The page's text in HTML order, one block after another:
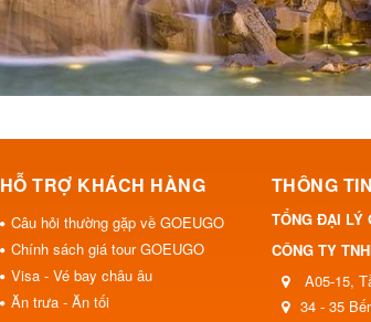
HỖ TRỢ KHÁCH HÀNG
Câu hỏi thường gặp về GOEUGO
Chính sách giá tour GOEUGO
Visa - Vé bay châu âu
Ăn trưa - Ăn tối
THÔNG
TỔNG ĐẠI LÝ
CÔNG TY
A05-15,
34 - 35